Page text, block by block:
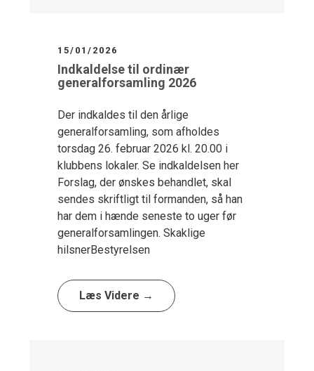
15/01/2026
Indkaldelse til ordinær
generalforsamling 2026
Der indkaldes til den årlige
generalforsamling, som afholdes
torsdag 26. februar 2026 kl. 20.00 i
klubbens lokaler. Se indkaldelsen her
Forslag, der ønskes behandlet, skal
sendes skriftligt til formanden, så han
har dem i hænde seneste to uger før
generalforsamlingen. Skaklige
hilsnerBestyrelsen
Læs Videre →